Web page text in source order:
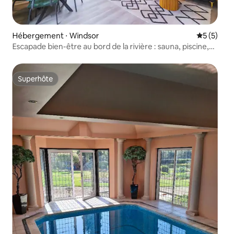
Hébergement ⋅ Windsor
5 (5)
Escapade bien-être au bord de la rivière : sauna, piscine,
Superhôte
Superhôte